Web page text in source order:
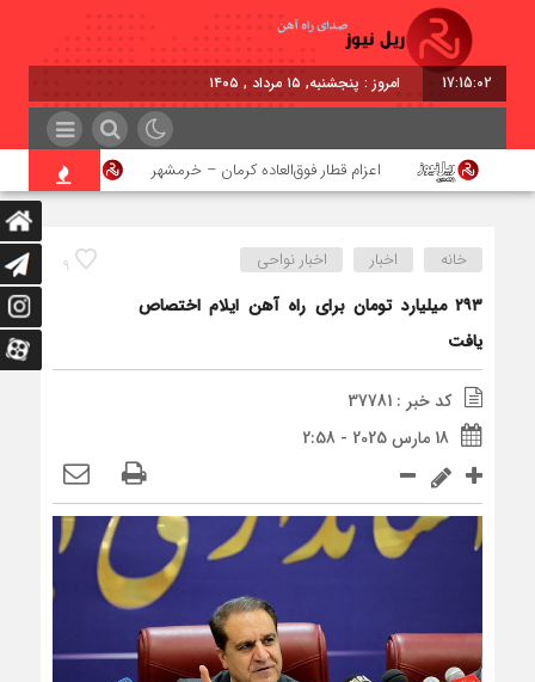
17:15:02 امروز : پنجشنبه, ۱۵ مرداد , ۱۴۰۵
اعزام قطار فوق‌العاده کرمان – خرمشهر
9 خانه اخبار اخبار نواحی
۲۹۳ میلیارد تومان برای راه آهن ایلام اختصاص
یافت
کد خبر : 37781
18 مارس 2025 - 2:58